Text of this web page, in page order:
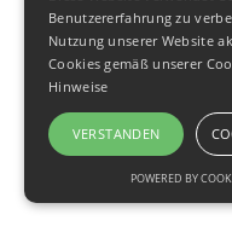
Benutzererfahrung zu
Nutzung unserer Website
Cookies gemäß unserer
Hinweise
VERSTANDEN
POWERED BY